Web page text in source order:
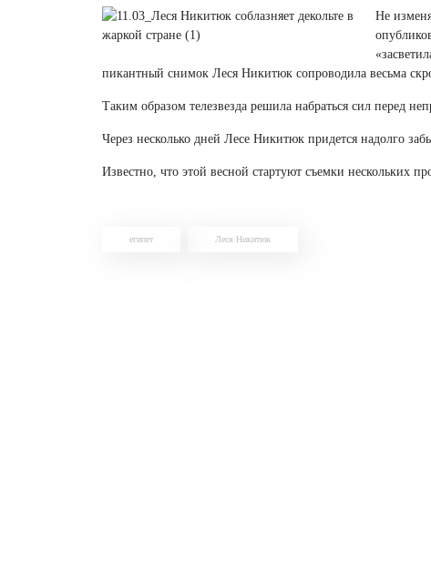
Не
пикантный снимок Леся Никитюк сопроводила весьма
Таким образом телезвезда решила набраться сил перед
Через несколько дней Лесе Никитюк придется надолго
Известно, что этой весной стартуют съемки нескольких
египет Леся Никитюк